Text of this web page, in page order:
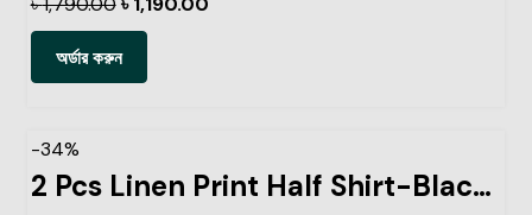
অর্ডার করুন
-34%
2 Pcs Linen Print Half Shirt-Black-+Kathal